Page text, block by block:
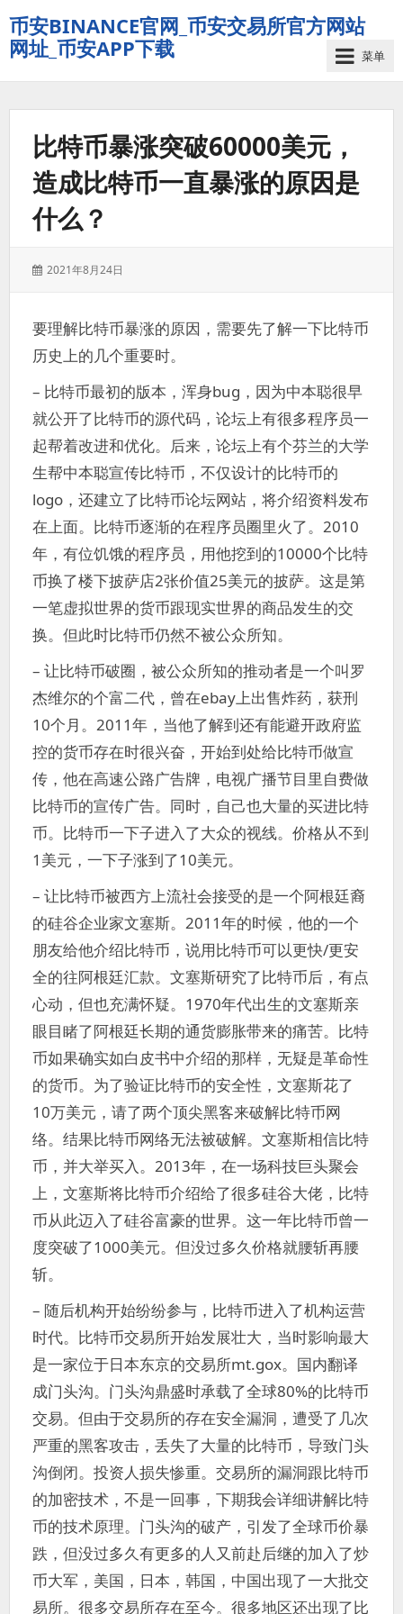
币安BINANCE官网_币安交易所官方网站
网址_币安APP下载
菜单
比特币暴涨突破60000美元，
造成比特币一直暴涨的原因是
什么？
发
2021年8月24日
要理解比特币暴涨的原因，需要先了解一下比特币
历史上的几个重要时。
– 比特币最初的版本，浑身bug，因为中本聪很早
就公开了比特币的源代码，论坛上有很多程序员一
起帮着改进和优化。后来，论坛上有个芬兰的大学
生帮中本聪宣传比特币，不仅设计的比特币的
logo，还建立了比特币论坛网站，将介绍资料发布
在上面。比特币逐渐的在程序员圈里火了。2010
年，有位饥饿的程序员，用他挖到的10000个比特
币换了楼下披萨店2张价值25美元的披萨。这是第
一笔虚拟世界的货币跟现实世界的商品发生的交
换。但此时比特币仍然不被公众所知。
– 让比特币破圈，被公众所知的推动者是一个叫罗
杰维尔的个富二代，曾在ebay上出售炸药，获刑
10个月。2011年，当他了解到还有能避开政府监
控的货币存在时很兴奋，开始到处给比特币做宣
传，他在高速公路广告牌，电视广播节目里自费做
比特币的宣传广告。同时，自己也大量的买进比特
币。比特币一下子进入了大众的视线。价格从不到
1美元，一下子涨到了10美元。
– 让比特币被西方上流社会接受的是一个阿根廷裔
的硅谷企业家文塞斯。2011年的时候，他的一个
朋友给他介绍比特币，说用比特币可以更快/更安
全的往阿根廷汇款。文塞斯研究了比特币后，有点
心动，但也充满怀疑。1970年代出生的文塞斯亲
眼目睹了阿根廷长期的通货膨胀带来的痛苦。比特
币如果确实如白皮书中介绍的那样，无疑是革命性
的货币。为了验证比特币的安全性，文塞斯花了
10万美元，请了两个顶尖黑客来破解比特币网
络。结果比特币网络无法被破解。文塞斯相信比特
币，并大举买入。2013年，在一场科技巨头聚会
上，文塞斯将比特币介绍给了很多硅谷大佬，比特
币从此迈入了硅谷富豪的世界。这一年比特币曾一
度突破了1000美元。但没过多久价格就腰斩再腰
斩。
– 随后机构开始纷纷参与，比特币进入了机构运营
时代。比特币交易所开始发展壮大，当时影响最大
是一家位于日本东京的交易所mt.gox。国内翻译
成门头沟。门头沟鼎盛时承载了全球80%的比特币
交易。但由于交易所的存在安全漏洞，遭受了几次
严重的黑客攻击，丢失了大量的比特币，导致门头
沟倒闭。投资人损失惨重。交易所的漏洞跟比特币
的加密技术，不是一回事，下期我会详细讲解比特
币的技术原理。门头沟的破产，引发了全球币价暴
跌，但没过多久有更多的人又前赴后继的加入了炒
币大军，美国，日本，韩国，中国出现了一大批交
易所。很多交易所存在至今。很多地区还出现了比